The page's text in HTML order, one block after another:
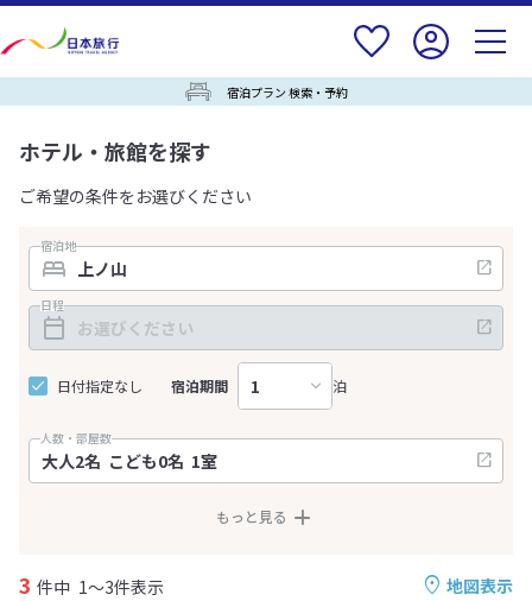
宿泊プラン 検索・予約
ホテル・旅館を探す
ご希望の条件をお選びください
宿泊地
日程
日付指定なし 宿泊期間 泊
人数・部屋数
もっと見る
地図表示
3 件中 1～3件表示